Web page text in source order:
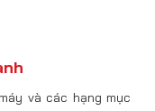
và các hạng mục